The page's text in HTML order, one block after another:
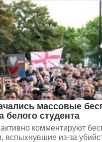
массовые
белого студента
комментируют
вспыхнувшие из-за